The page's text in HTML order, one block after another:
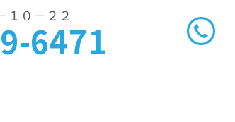
１０－２２
6471